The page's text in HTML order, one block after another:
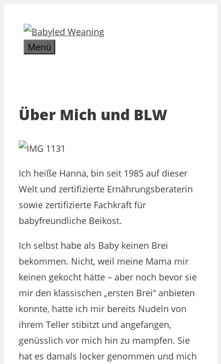
Inhalt
springenMenü
Über Mich und BLW
Ich heiße Hanna, bin seit 1985 auf dieser
Welt und zertifizierte Ernährungsberaterin
sowie zertifizierte Fachkraft für
babyfreundliche Beikost.
Ich selbst habe als Baby keinen Brei
bekommen. Nicht, weil meine Mama mir
keinen gekocht hätte – aber noch bevor sie
mir den klassischen „ersten Brei“ anbieten
konnte, hatte ich mir bereits Nudeln von
ihrem Teller stibitzt und angefangen,
genüsslich vor mich hin zu mampfen. Sie
hat es damals locker genommen und mich